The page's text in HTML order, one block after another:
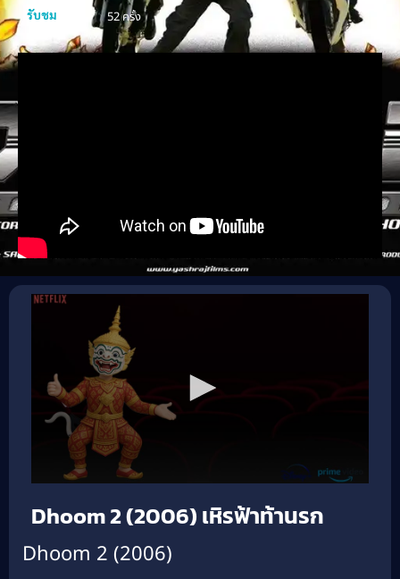
รับชม
52 ครั้ง
Dhoom 2 (2006) เหิรฟ้าท้านรก
Dhoom 2 (2006)